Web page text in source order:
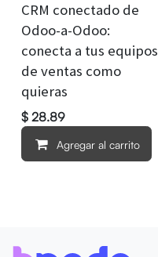
CRM conectado de
Odoo-a-Odoo:
conecta a tus equipos
de ventas como
quieras
$ 28.89
Agregar al carrito